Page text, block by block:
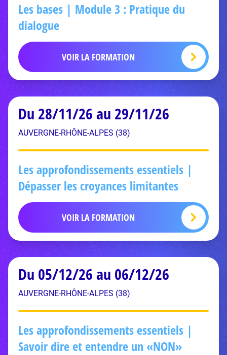
Les bases | Module 3 : Pratique du
dialogue
VOIR LA FORMATION
Du 28/11/26 au 29/11/26
AUVERGNE-RHÔNE-ALPES (38)
Les approfondissements essentiels |
Dépasser les croyances limitantes
VOIR LA FORMATION
Du 05/12/26 au 06/12/26
AUVERGNE-RHÔNE-ALPES (38)
Les approfondissements essentiels |
Savoir dire et entendre un «NON»